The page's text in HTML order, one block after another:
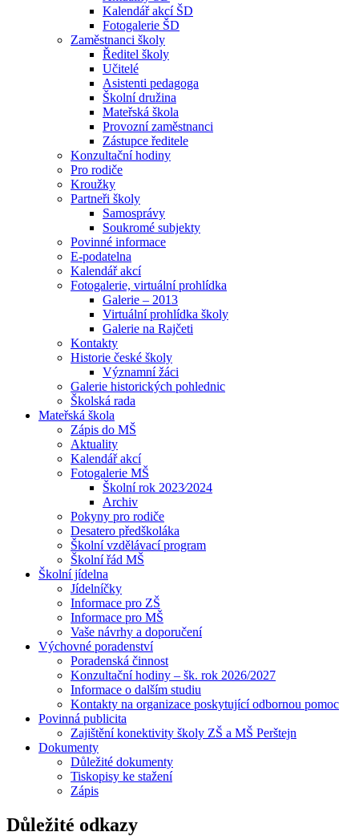
Kalendář akcí ŠD
Fotogalerie ŠD
Zaměstnanci školy
Ředitel školy
Učitelé
Asistenti pedagoga
Školní družina
Mateřská škola
Provozní zaměstnanci
Zástupce ředitele
Konzultační hodiny
Pro rodiče
Kroužky
Partneři školy
Samosprávy
Soukromé subjekty
Povinné informace
E-podatelna
Kalendář akcí
Fotogalerie, virtuální prohlídka
Galerie – 2013
Virtuální prohlídka školy
Galerie na Rajčeti
Kontakty
Historie české školy
Významní žáci
Galerie historických pohlednic
Školská rada
Mateřská škola
Zápis do MŠ
Aktuality
Kalendář akcí
Fotogalerie MŠ
Školní rok 2023⁄2024
Archiv
Pokyny pro rodiče
Desatero předškoláka
Školní vzdělávací program
Školní řád MŠ
Školní jídelna
Jídelníčky
Informace pro ZŠ
Informace pro MŠ
Vaše návrhy a doporučení
Výchovné poradenství
Poradenská činnost
Konzultační hodiny – šk. rok 2026/2027
Informace o dalším studiu
Kontakty na organizace poskytující odbornou pomoc
Povinná publicita
Zajištění konektivity školy ZŠ a MŠ Perštejn
Dokumenty
Důležité dokumenty
Tiskopisy ke stažení
Zápis
Důležité odkazy